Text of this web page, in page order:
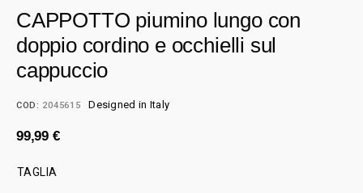
CAPPOTTO piumino lungo con
doppio cordino e occhielli sul
cappuccio
COD: 2045615 Designed in Italy
99,99 €
TAGLIA